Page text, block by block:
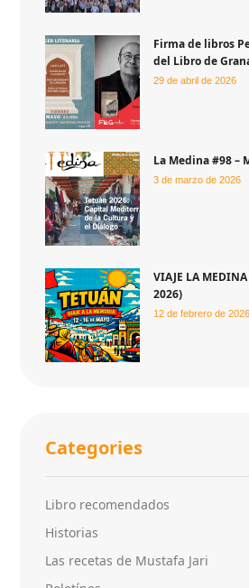
Firma de libros
del Libro de
29 de abril de 2026
La Medina #98 –
3 de marzo de 2026
VIAJE LA
2026)
12 de febrero de 2026
Categories
Libro recomendados
Historias
Las recetas de Mustafa Jari